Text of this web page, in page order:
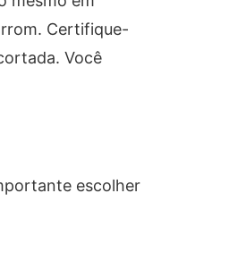
Certifique-
Você
escolher